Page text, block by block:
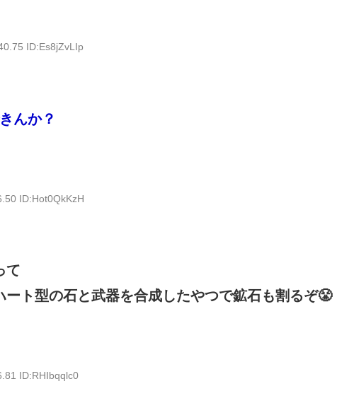
ID:Es8jZvLIp
んか？
ID:Hot0QkKzH
て
ト型の石と武器を合成したやつで鉱石も割るぞ😤
ID:RHIbqqlc0